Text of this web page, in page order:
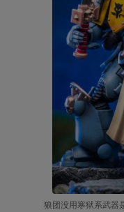
狼团没用寒狱系武器